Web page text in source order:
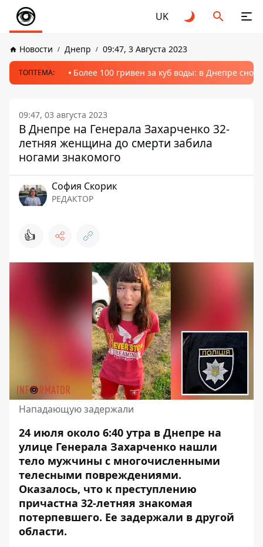
UK
Новости Днепр 09:47, 3 Августа 2023
ТОПТЕМА: Более 100 гривен за куб воды: в Днепре
09:47, 03 августа 2023
В Днепре на Генерала Захарченко 32-
летняя женщина до смерти забила
ногами знакомого
София Скорик
РЕДАКТОР
👍
Нападающую задержали
24 июля около 6:40 утра в Днепре на
улице Генерала Захарченко нашли
тело мужчины с многочисленными
телесными повреждениями.
Оказалось, что к преступлению
причастна 32-летняя знакомая
потерпевшего. Ее задержали в другой
области.